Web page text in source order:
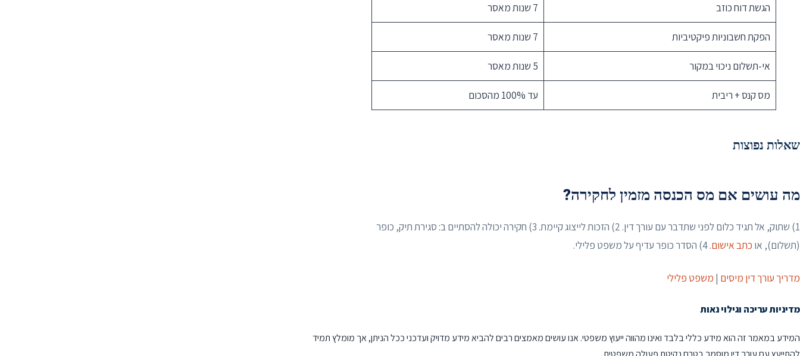
הגשת דוח כוזב 7 שנות מאסר
הפקת חשבוניות פיקטיביות 7 שנות מאסר
אי-תשלום ניכוי במקור 5 שנות מאסר
מס קנס + ריבית עד 100% מהסכום
שאלות נפוצות
מה עושים אם מס הכנסה מזמין לחקירה?
1) שתוק, אל תגיד כלום לפני שתדבר עם עורך דין. 2) הזכות לייצוג קיימת. 3) חקירה יכולה להסתיים ב: סגירת תיק, כופר
(תשלום), או כתב אישום. 4) הסדר כופר עדיף על משפט פלילי.
מדריך עורך דין מיסים | משפט פלילי
מדיניות עריכה וגילוי נאות
המידע במאמר זה הוא מידע כללי בלבד ואינו מהווה ייעוץ משפטי. אנו עושים מאמצים רבים להביא מידע מדויק ועדכני ככל הניתן, אך מומלץ תמיד